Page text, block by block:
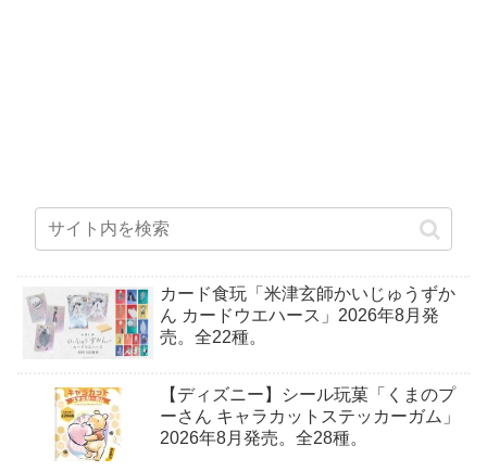
カード食玩「米津玄師かいじゅうずか
ん カードウエハース」2026年8月発
売。全22種。
【ディズニー】シール玩菓「くまのプ
ーさん キャラカットステッカーガム」
2026年8月発売。全28種。